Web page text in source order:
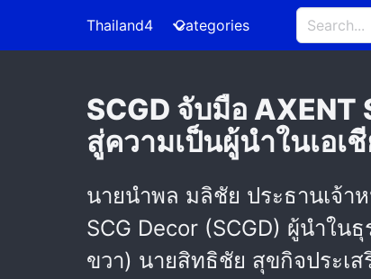
Thailand4 Categories
SCGD จับมือ
สู่ความเป็นผู้นำในเอเ
นายนำพล มลิชัย ประธานเจ้า
SCG Decor (SCGD) ผู้นำใ
ขวา) นายสิทธิชัย สุขกิจประเ